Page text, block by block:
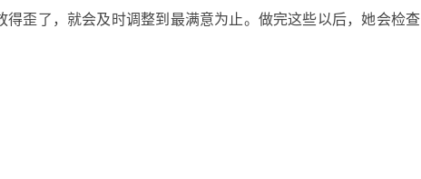
歪了，就会及时调整到最满意为止。做完这些以后，她会检查